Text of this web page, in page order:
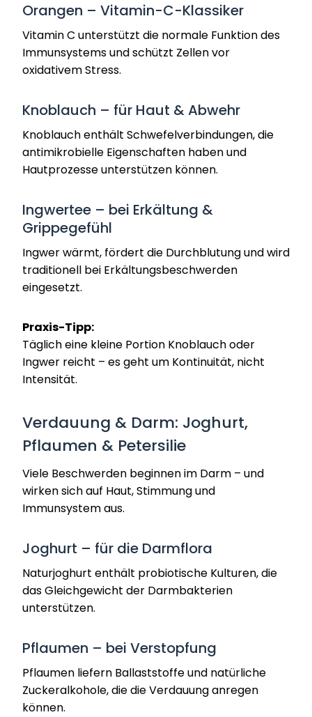
Orangen – Vitamin-C-Klassiker
Vitamin C unterstützt die normale Funktion des
Immunsystems und schützt Zellen vor
oxidativem Stress.
Knoblauch – für Haut & Abwehr
Knoblauch enthält Schwefelverbindungen, die
antimikrobielle Eigenschaften haben und
Hautprozesse unterstützen können.
Ingwertee – bei Erkältung &
Grippegefühl
Ingwer wärmt, fördert die Durchblutung und wird
traditionell bei Erkältungsbeschwerden
eingesetzt.
Praxis-Tipp:
Täglich eine kleine Portion Knoblauch oder
Ingwer reicht – es geht um Kontinuität, nicht
Intensität.
Verdauung & Darm: Joghurt,
Pflaumen & Petersilie
Viele Beschwerden beginnen im Darm – und
wirken sich auf Haut, Stimmung und
Immunsystem aus.
Joghurt – für die Darmflora
Naturjoghurt enthält probiotische Kulturen, die
das Gleichgewicht der Darmbakterien
unterstützen.
Pflaumen – bei Verstopfung
Pflaumen liefern Ballaststoffe und natürliche
Zuckeralkohole, die die Verdauung anregen
können.